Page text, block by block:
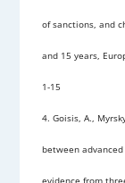
of sanctions, and
and 15 years,
1-15
4. Goisis, A.,
between
evidence from